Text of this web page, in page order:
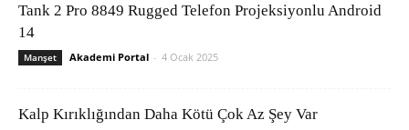
Tank 2 Pro 8849 Rugged Telefon Projeksiyonlu Android
14
Manşet Akademi Portal - 4 Ocak 2025
Kalp Kırıklığından Daha Kötü Çok Az Şey Var